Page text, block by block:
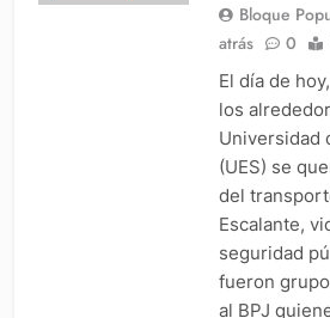
Bloque
atrás
0
El día de
los
Universidad
(UES) se
del
Escalante,
seguridad
fueron
al BPJ